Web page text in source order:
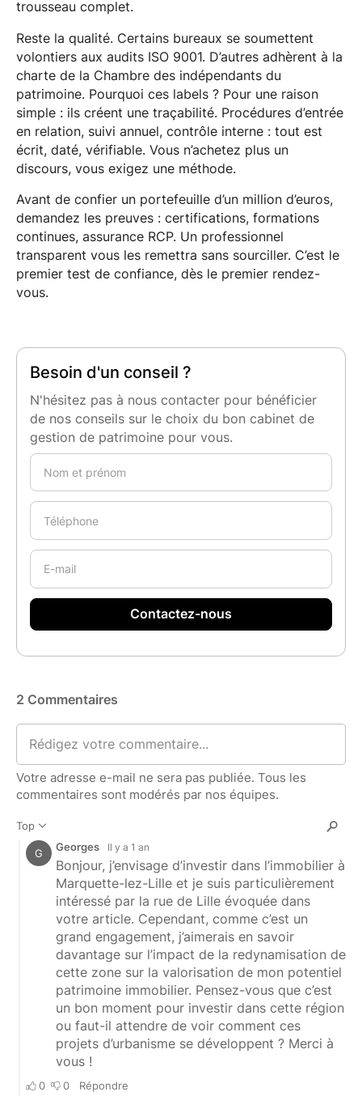
trousseau complet.
Reste la qualité. Certains bureaux se soumettent
volontiers aux audits ISO 9001. D’autres adhèrent à la
charte de la Chambre des indépendants du
patrimoine. Pourquoi ces labels ? Pour une raison
simple : ils créent une traçabilité. Procédures d’entrée
en relation, suivi annuel, contrôle interne : tout est
écrit, daté, vérifiable. Vous n’achetez plus un
discours, vous exigez une méthode.
Avant de confier un portefeuille d’un million d’euros,
demandez les preuves : certifications, formations
continues, assurance RCP. Un professionnel
transparent vous les remettra sans sourciller. C’est le
premier test de confiance, dès le premier rendez-
vous.
Besoin d'un conseil ?
N'hésitez pas à nous contacter pour bénéficier
de nos conseils sur le choix du bon cabinet de
gestion de patrimoine pour vous.